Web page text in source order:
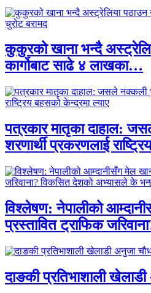
कुकुरको खाना भन्दै
कार्गोबाट साढे ४ लाखका…
पत्रकार मातृका दाहाल:
शरणार्थी प्रकरणलाई
विश्लेषण: नेपालीको
प्रस्तावित ट्राफिक
दाङकी प्रतिभाशाली